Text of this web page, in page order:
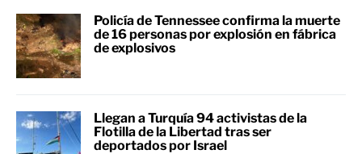
Policía de Tennessee confirma la muerte
de 16 personas por explosión en fábrica
de explosivos
Llegan a Turquía 94 activistas de la
Flotilla de la Libertad tras ser
deportados por Israel